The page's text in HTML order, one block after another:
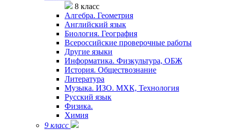
8 класс
Алгебра. Геометрия
Английский язык
Биология. География
Всероссийские проверочные работы
Другие языки
Информатика. Физкультура, ОБЖ
История. Обществознание
Литература
Музыка. ИЗО. МХК, Технология
Русский язык
Физика.
Химия
9 класс